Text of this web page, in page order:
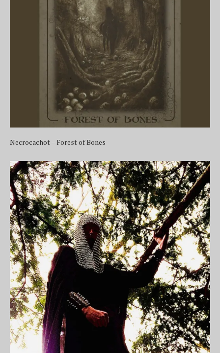
Necrocachot – Forest of Bones